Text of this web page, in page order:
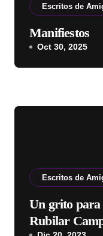
Escritos de
Manifiestos
Oct 30, 2025
Escritos de
Un grito para
Rubilar